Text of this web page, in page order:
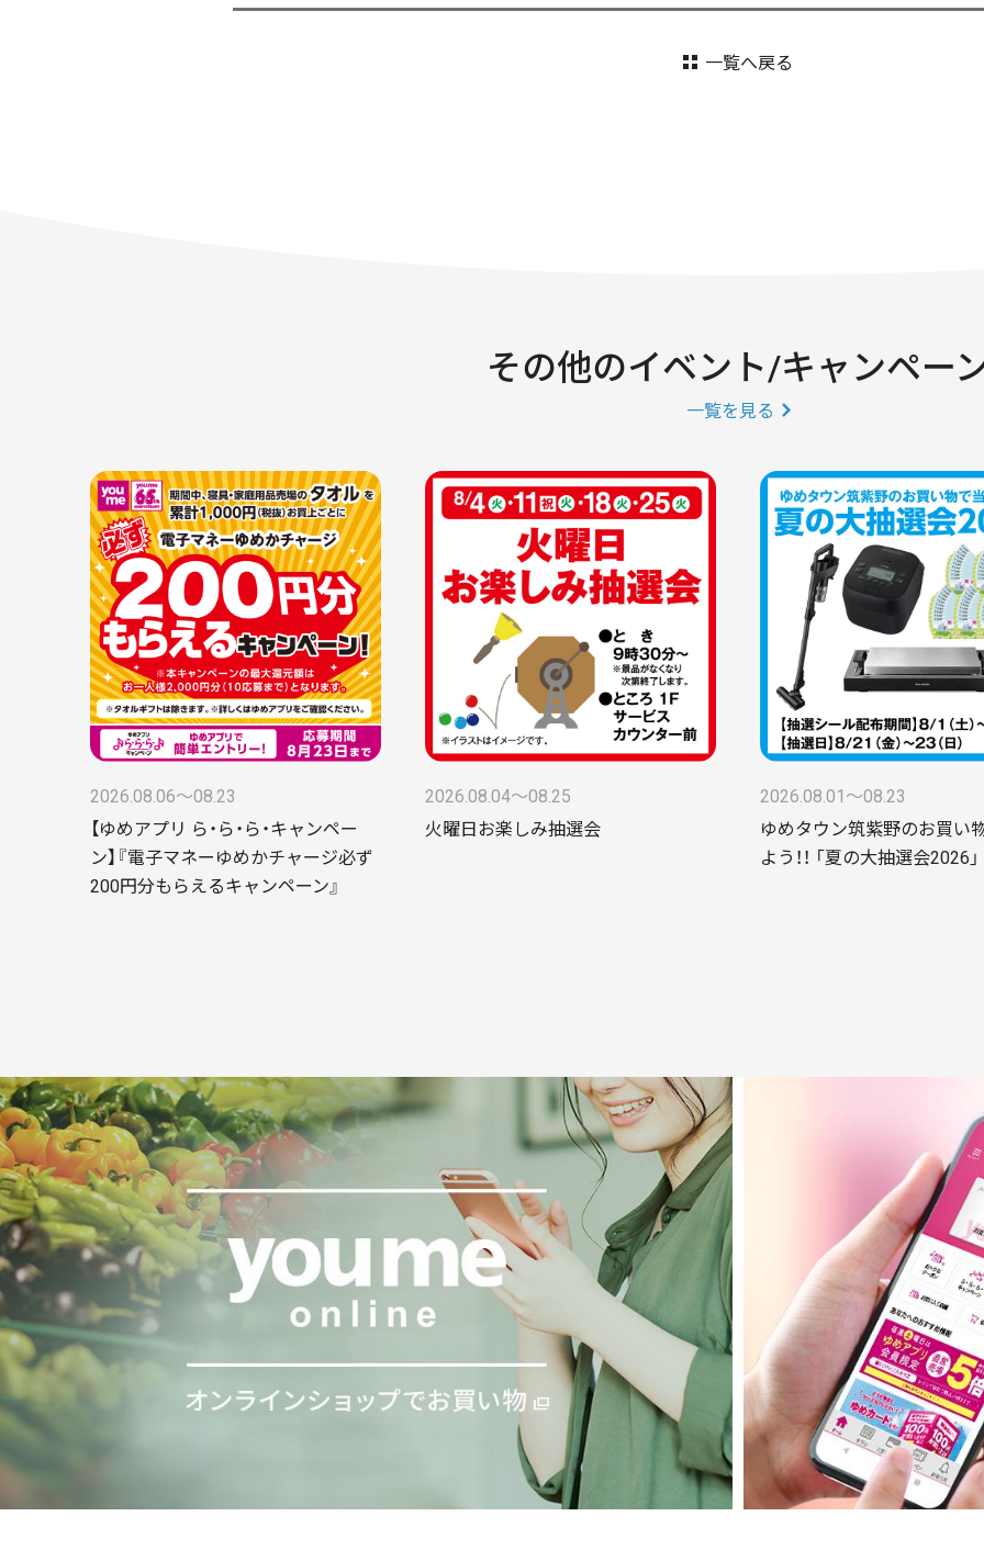
一覧へ戻る
その他のイベント/キャンペー
一覧を見る
2026.08.06〜08.23
【ゆめアプリ ら・ら・ら・キャンペー
ン】『電子マネーゆめかチャージ必ず
200円分もらえるキャンペーン』
2026.08.04〜08.25
火曜日お楽しみ抽選会
2026.08.01〜08.23
ゆめタウン筑紫野のお買い
よう！！ 「夏の大抽選会2026」